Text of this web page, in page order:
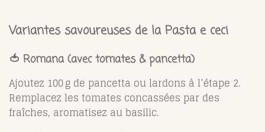
Variantes savoureuses de la Pasta e ceci
🍅 Romana (avec tomates & pancetta)
Ajoutez 100 g de pancetta ou lardons à l’étape 2.
Remplacez les tomates concassées par des
fraîches, aromatisez au basilic.